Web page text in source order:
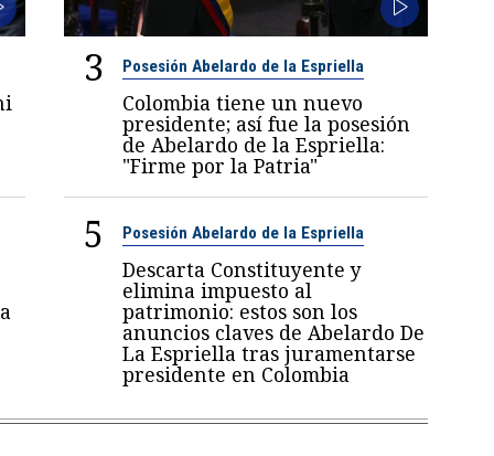
3 Posesión Abelardo de la Espriella
Colombia tiene un nuevo
presidente; así fue la posesión
de Abelardo de la Espriella:
"Firme por la Patria"
5 Posesión Abelardo de la Espriella
Descarta Constituyente y
elimina impuesto al
patrimonio: estos son los
anuncios claves de Abelardo De
La Espriella tras juramentarse
presidente en Colombia